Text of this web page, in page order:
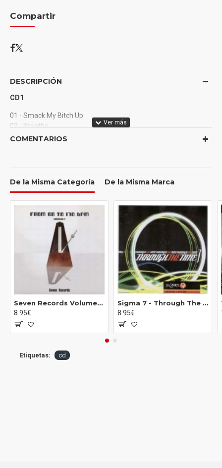
Compartir
DESCRIPCIÓN
CD1
01 - Smack My Bitch Up
02 - Breathe
03 - Diesel Power
07 - Narayan
01 - Smack My Bitch Up (Noisia remix)
02 - Firestarter (Alvin Risk remix)
03 - Breathe (Zeds Dead remix)
Mindfields (Baauer remix)
05 - Breathe (The Glitch Mob remix)
06 - Smack My Bitch Up (Major Lazer remix)
COMENTARIOS
De la Misma Categoría De la Misma Marca
Seven Records Volumen 2 - From 60 To 170 BPM (CD)
8.95€
Sigma 7 - Through The Time (CD)
8.95€
Etiquetas: cd